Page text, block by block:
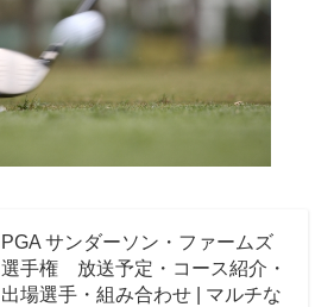
PGA サンダーソン・ファームズ
選手権 放送予定・コース紹介・
出場選手・組み合わせ | マルチな